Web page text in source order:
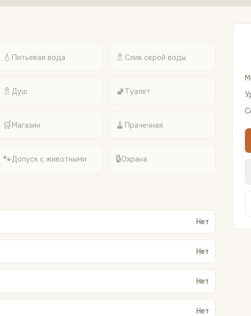
💧 Питьевая вода 🚿 Слив серой воды
🚿 Душ 🚽 Туалет
🛒Магазин 🧹 Прачечная
🐾Допуск с животными 🔒Охрана
Нет
Нет
Нет
Нет